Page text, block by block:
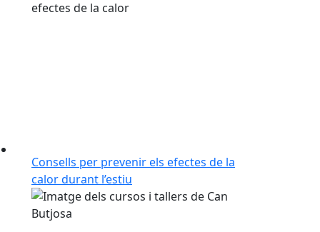
Consells per prevenir els efectes de la
calor durant l’estiu